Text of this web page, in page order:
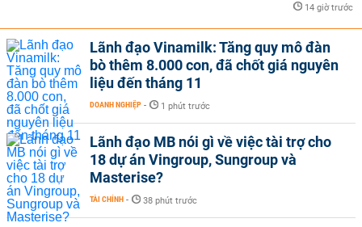
14 giờ trước
Lãnh đạo Vinamilk: Tăng quy mô đàn
bò thêm 8.000 con, đã chốt giá nguyên
liệu đến tháng 11
DOANH NGHIỆP - 1 phút trước
Lãnh đạo MB nói gì về việc tài trợ cho
18 dự án Vingroup, Sungroup và
Masterise?
TÀI CHÍNH - 38 phút trước